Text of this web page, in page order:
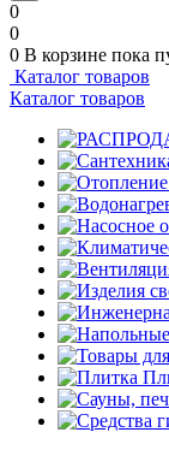
0
0
0 В корзине пока
Каталог товаров
Каталог товаров